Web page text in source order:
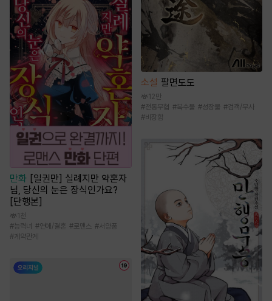
만화 [일권만] 실례지만 약혼자
님, 당신의 눈은 장식인가요?
[단행본]
1천
#능력녀 #연애/결혼 #로맨스 #서양풍
# 계약관계
소설 팔면도도
12만
#전통무협 #복수물 #성장물 #검객/무사
#비장함